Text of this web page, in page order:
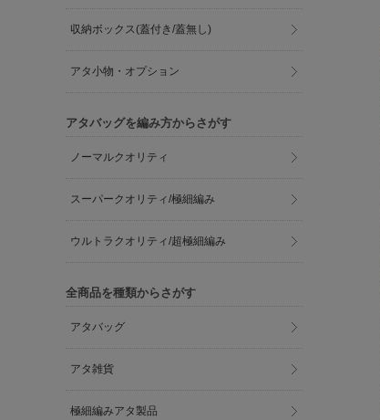
収納ボックス(蓋付き/蓋無し)
アタ小物・オプション
アタバッグを編み方からさがす
ノーマルクオリティ
スーパークオリティ/極細編み
ウルトラクオリティ/超極細編み
全商品を種類からさがす
アタバッグ
アタ雑貨
極細編みアタ製品